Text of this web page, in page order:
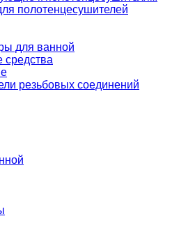
полотенцесушителей
для ванной
средства
резьбовых соединений